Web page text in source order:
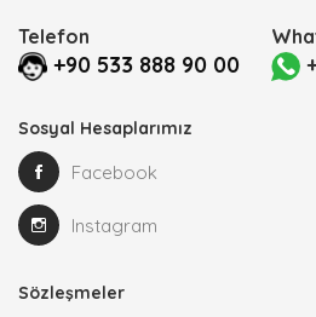
Telefon
+90 533 888 90 00
Sosyal Hesaplarımız
Facebook
Instagram
Sözleşmeler